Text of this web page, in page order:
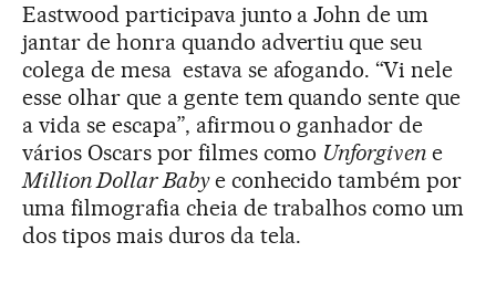
Eastwood participava junto a John de um
jantar de honra quando advertiu que seu
colega de mesa estava se afogando. “Vi nele
esse olhar que a gente tem quando sente que
a vida se escapa”, afirmou o ganhador de
vários Oscars por filmes como Unforgiven e
Million Dollar Babye conhecido também por
uma filmografia cheia de trabalhos como um
dos tipos mais duros da tela.